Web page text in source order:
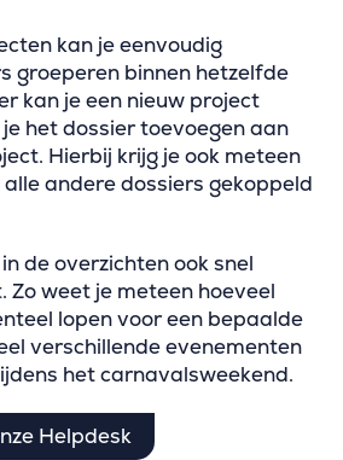
kan je eenvoudig
groeperen binnen hetzelfde
kan je een nieuw project
het dossier toevoegen aan
Hierbij krijg je ook meteen
andere dossiers gekoppeld
de overzichten ook snel
weet je meteen hoeveel
lopen voor een bepaalde
verschillende evenementen
het carnavalsweekend.
Helpdesk